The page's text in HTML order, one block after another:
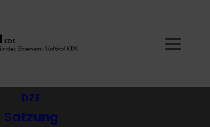
DZE
Satzung